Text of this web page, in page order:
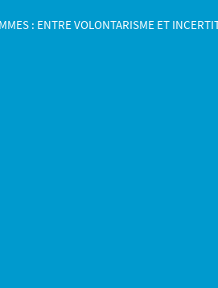
: ENTRE VOLONTARISME ET